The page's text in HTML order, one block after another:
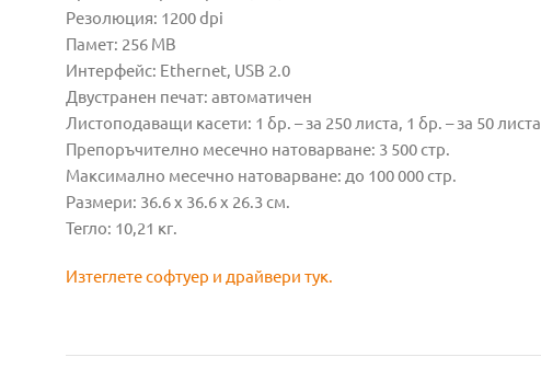
Резолюция: 1200 dpi
Памет: 256 MB
Интерфейс: Ethernet, USB 2.0
Двустранен печат: автоматичен
Листоподаващи касети: 1 бр. – за 250 листа, 1 бр. – за 50 листа
Препоръчително месечно натоварване: 3 500 стр.
Максимално месечно натоварване: до 100 000 стр.
Размери: 36.6 x 36.6 x 26.3 см.
Тегло: 10,21 кг.
Изтеглете софтуер и драйвери тук.